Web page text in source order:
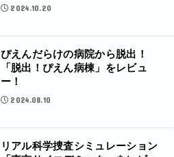
2024.10.20
ぴえんだらけの病院から脱出！
「脱出！ぴえん病棟」をレビュ
ー！
2024.08.10
リアル科学捜査シミュレーション